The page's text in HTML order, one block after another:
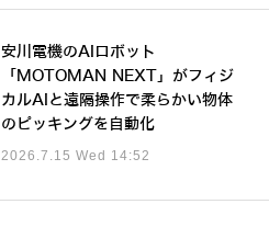
安川電機のAIロボット
「MOTOMAN NEXT」がフィジ
カルAIと遠隔操作で柔らかい物体
のピッキングを自動化
2026.7.15 Wed 14:52